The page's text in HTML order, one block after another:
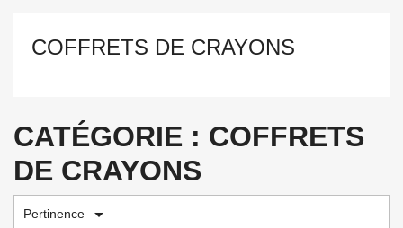
COFFRETS DE CRAYONS
CATÉGORIE : COFFRETS
DE CRAYONS
Pertinence 